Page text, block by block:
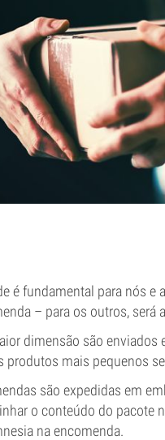
é fundamental para nós e
– para os outros, será
dimensão são
produtos mais pequenos
são expedidas em
o conteúdo do pacote
na encomenda.